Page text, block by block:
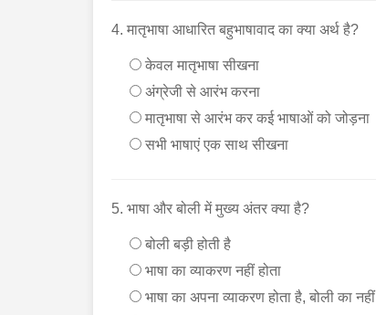
4. मातृभाषा आधारित बहुभाषावाद का क्या अर्थ है?
केवल मातृभाषा सीखना
अंग्रेजी से आरंभ करना
मातृभाषा से आरंभ कर कई भाषाओं को जोड़ना
सभी भाषाएं एक साथ सीखना
5. भाषा और बोली में मुख्य अंतर क्या है?
बोली बड़ी होती है
भाषा का व्याकरण नहीं होता
भाषा का अपना व्याकरण होता है, बोली का नहीं